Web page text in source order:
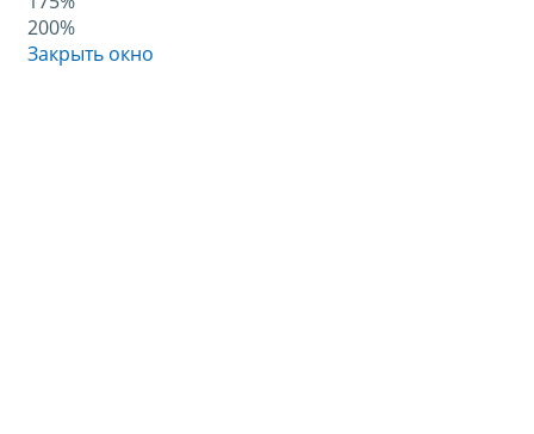
200%
Закрыть окно